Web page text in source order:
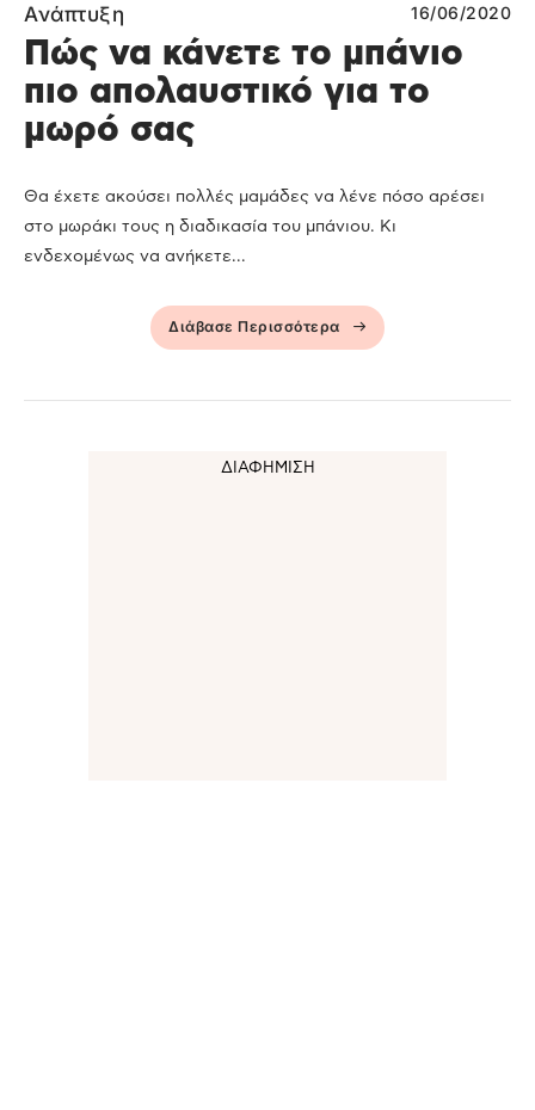
Ανάπτυξη 16/06/2020
Πώς να κάνετε το μπάνιο
πιο απολαυστικό για το
μωρό σας
Θα έχετε ακούσει πολλές μαμάδες να λένε πόσο αρέσει
στο μωράκι τους η διαδικασία του μπάνιου. Κι
ενδεχομένως να ανήκετε...
Διάβασε Περισσότερα